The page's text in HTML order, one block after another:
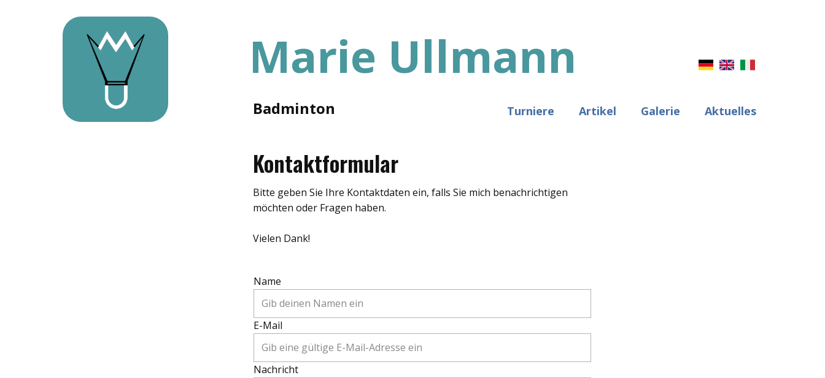
Marie Ullmann
Badminton Turniere Artikel Galerie Aktuelles
Kontaktformular
Bitte geben Sie Ihre Kontaktdaten ein, falls Sie mich benachrichtigen
möchten oder Fragen haben.
Vielen Dank!
Name
E-Mail
Nachricht